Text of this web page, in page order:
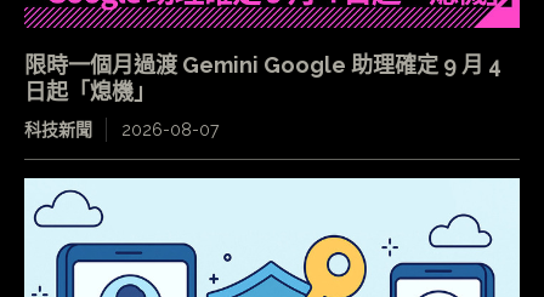
限時一個月過渡 Gemini Google 助理確定 9 月 4
日起「熄機」
科技新聞 2026-08-07